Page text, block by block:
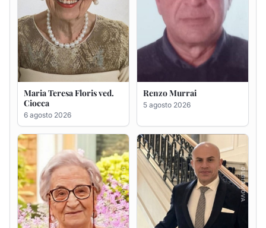
Maria Teresa Floris ved.
Ciocca
6 agosto 2026
Renzo Murrai
5 agosto 2026